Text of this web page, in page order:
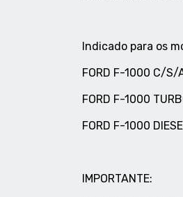
Indicado para os
FORD F-1000 C/
FORD F-1000
FORD F-1000
IMPORTANTE: